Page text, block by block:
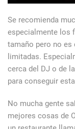
Se recomienda
especialmente los
tamaño pero no es
limitadas.
cerca del DJ o de
para conseguir
No mucha gente
mejores cosas de